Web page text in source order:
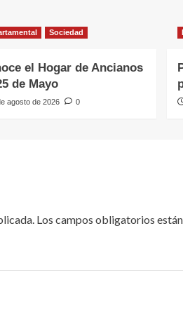
Sociedad
el Hogar de Ancianos
de Mayo
agosto de 2026 0
Los campos obligatorios